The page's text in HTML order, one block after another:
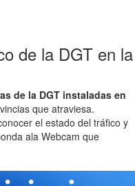
de la DGT en la
de la DGT instaladas en
que atraviesa.
el estado del tráfico y
ala Webcam que